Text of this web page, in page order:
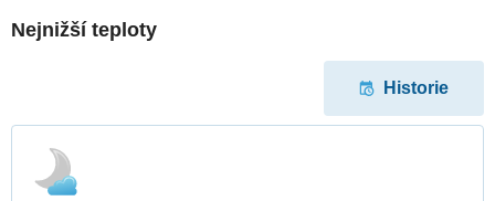
Nejnižší teploty
Historie